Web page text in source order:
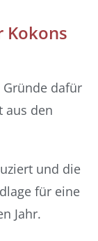
Kokons
dafür
aus den
und die
für eine
Jahr.